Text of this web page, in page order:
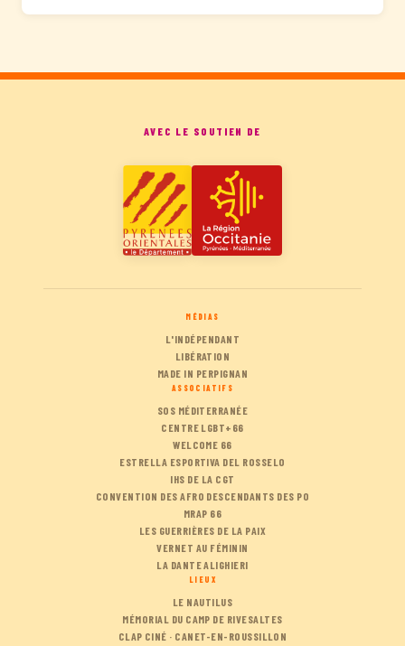
AVEC LE SOUTIEN DE
MÉDIAS
L'INDÉPENDANT
LIBÉRATION
MADE IN PERPIGNAN
ASSOCIATIFS
SOS MÉDITERRANÉE
CENTRE LGBT+66
WELCOME 66
ESTRELLA ESPORTIVA DEL ROSSELO
IHS DE LA CGT
CONVENTION DES AFRO DESCENDANTS DES PO
MRAP 66
LES GUERRIÈRES DE LA PAIX
VERNET AU FÉMININ
LA DANTE ALIGHIERI
LIEUX
LE NAUTILUS
MÉMORIAL DU CAMP DE RIVESALTES
CLAP CINÉ · CANET-EN-ROUSSILLON